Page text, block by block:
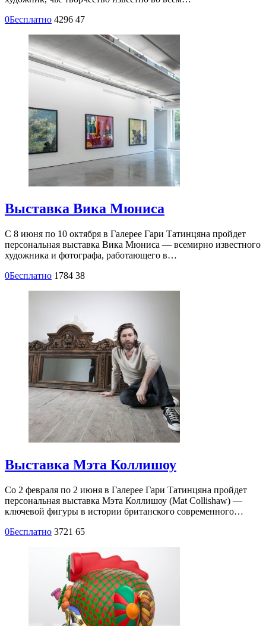
0Бесплатно 4296 47
Выставка Вика Мюниcа
С 8 июня по 10 октября в Галерее Гари Татинцяна пройдет
персональная выставка Вика Мюниcа — всемирно известного
художника и фотографа, работающего в…
0Бесплатно 1784 38
Выставка Мэта Коллишоу
Со 2 февраля по 2 июня в Галерее Гари Татинцяна пройдет
персональная выставка Мэта Коллишоу (Mat Collishaw) —
ключевой фигуры в истории британского современного…
0Бесплатно 3721 65